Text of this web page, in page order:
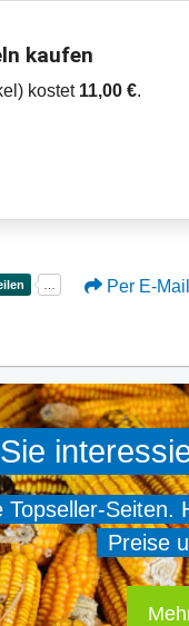
kaufen
kostet 11,00 €.
Per E-
Sie
Topseller-
Preise